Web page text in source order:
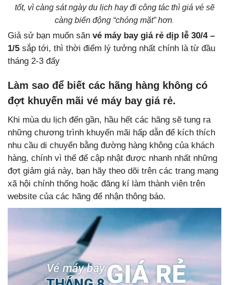
tốt, vì càng sát ngày du lịch hay đi công tác thì giá vé sẽ
càng biến động “chóng mặt” hơn.
Giả sử bạn muốn săn vé máy bay giá rẻ dịp lễ 30/4 –
1/5 sắp tới, thì thời điểm lý tưởng nhất chính là từ đầu
tháng 2-3 đấy
Làm sao để biết các hãng hàng không có
đợt khuyến mãi vé máy bay giá rẻ.
Khi mùa du lịch đến gần, hầu hết các hãng sẽ tung ra
những chương trình khuyến mãi hấp dẫn để kích thích
nhu cầu di chuyển bằng đường hàng không của khách
hàng, chính vì thế để cập nhật được nhanh nhất những
đợt giảm giá này, bạn hãy theo dõi trên các trang mạng
xã hội chính thống hoặc đăng kí làm thành viên trên
website của các hãng để nhận thông báo.